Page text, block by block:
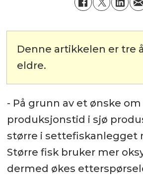
Denne artikkelen er tre
eldre.
- På grunn av et ønske
produksjonstid i sjø
større i settefiskanlegget
Større fisk bruker mer
dermed økes